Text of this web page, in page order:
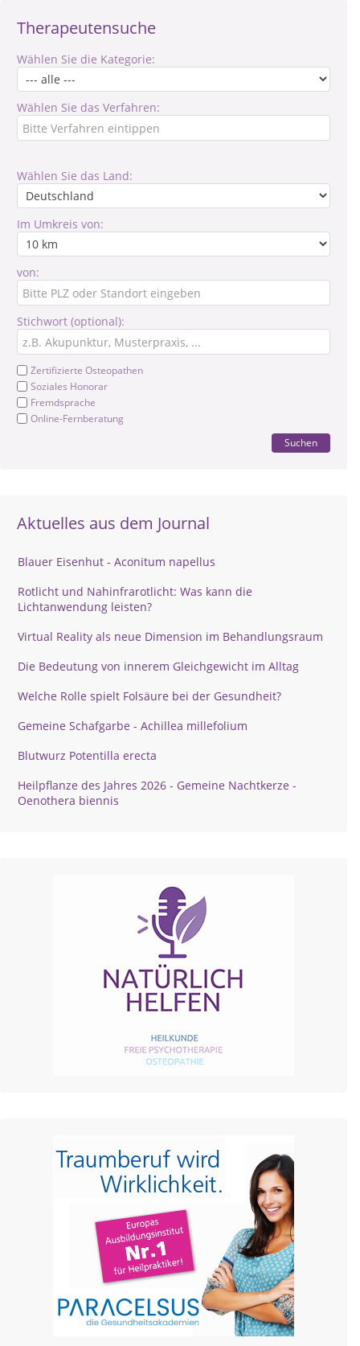
Therapeutensuche
Wählen Sie die Kategorie:
Wählen Sie das Verfahren:
Wählen Sie das Land:
Im Umkreis von:
von:
Stichwort (optional):
Zertifizierte Osteopathen
Soziales Honorar
Fremdsprache
Online-Fernberatung
Suchen
Aktuelles aus dem Journal
Blauer Eisenhut - Aconitum napellus
Rotlicht und Nahinfrarotlicht: Was kann die
Lichtanwendung leisten?
Virtual Reality als neue Dimension im Behandlungsraum
Die Bedeutung von innerem Gleichgewicht im Alltag
Welche Rolle spielt Folsäure bei der Gesundheit?
Gemeine Schafgarbe - Achillea millefolium
Blutwurz Potentilla erecta
Heilpflanze des Jahres 2026 - Gemeine Nachtkerze -
Oenothera biennis